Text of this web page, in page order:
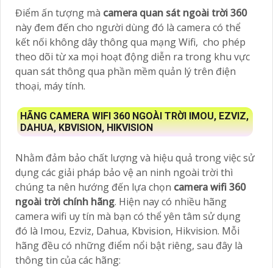
Điểm ấn tượng mà camera quan sát ngoài trời 360
này đem đến cho người dùng đó là camera có thể
kết nối không dây thông qua mạng Wifi, cho phép
theo dõi từ xa mọi hoạt động diễn ra trong khu vực
quan sát thông qua phần mềm quản lý trên điện
thoại, máy tính.
HÃNG CAMERA WIFI 360 NGOÀI TRỜI IMOU, EZVIZ,
DAHUA, KBVISION, HIKVISION
Nhằm đảm bảo chất lượng và hiệu quả trong việc sử
dụng các giải pháp bảo vệ an ninh ngoài trời thì
chúng ta nên hướng đến lựa chọn camera wifi 360
ngoài trời chính hãng. Hiện nay có nhiều hãng
camera wifi uy tín mà bạn có thể yên tâm sử dụng
đó là Imou, Ezviz, Dahua, Kbvision, Hikvision. Mỗi
hãng đều có những điểm nổi bật riêng, sau đây là
thông tin của các hãng: